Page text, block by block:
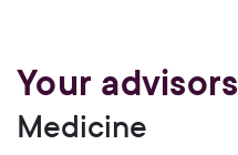
Your advisors
Medicine